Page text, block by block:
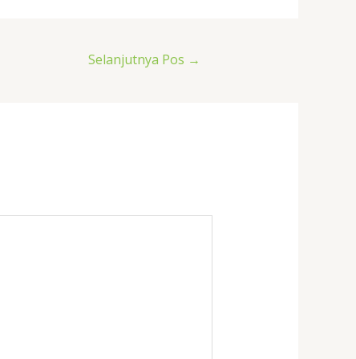
Selanjutnya Pos →